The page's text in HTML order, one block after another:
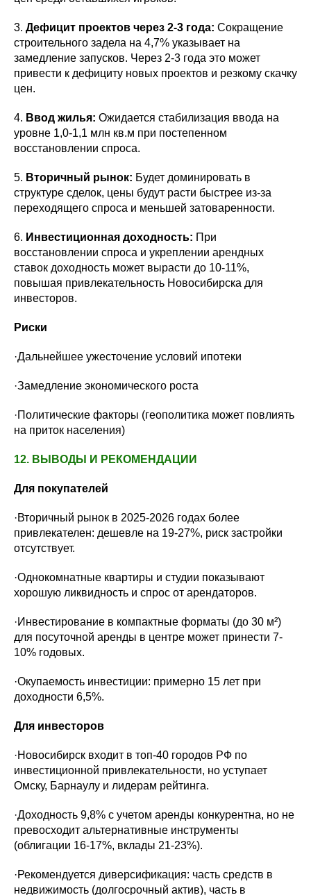
3. Дефицит проектов через 2-3 года: Сокращение
строительного задела на 4,7% указывает на
замедление запусков. Через 2-3 года это может
привести к дефициту новых проектов и резкому скачку
цен.
4. Ввод жилья: Ожидается стабилизация ввода на
уровне 1,0-1,1 млн кв.м при постепенном
восстановлении спроса.
5. Вторичный рынок: Будет доминировать в
структуре сделок, цены будут расти быстрее из-за
переходящего спроса и меньшей затоваренности.
6. Инвестиционная доходность: При
восстановлении спроса и укреплении арендных
ставок доходность может вырасти до 10-11%,
повышая привлекательность Новосибирска для
инвесторов.
Риски
·Дальнейшее ужесточение условий ипотеки
·Замедление экономического роста
·Политические факторы (геополитика может повлиять
на приток населения)
12. ВЫВОДЫ И РЕКОМЕНДАЦИИ
Для покупателей
·Вторичный рынок в 2025-2026 годах более
привлекателен: дешевле на 19-27%, риск застройки
отсутствует.
·Однокомнатные квартиры и студии показывают
хорошую ликвидность и спрос от арендаторов.
·Инвестирование в компактные форматы (до 30 м²)
для посуточной аренды в центре может принести 7-
10% годовых.
·Окупаемость инвестиции: примерно 15 лет при
доходности 6,5%.
Для инвесторов
·Новосибирск входит в топ-40 городов РФ по
инвестиционной привлекательности, но уступает
Омску, Барнаулу и лидерам рейтинга.
·Доходность 9,8% с учетом аренды конкурентна, но не
превосходит альтернативные инструменты
(облигации 16-17%, вклады 21-23%).
·Рекомендуется диверсификация: часть средств в
недвижимость (долгосрочный актив), часть в